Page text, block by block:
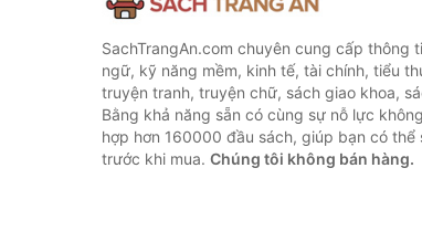
SachTrangAn.com chuyên cung cấp thông
ngữ, kỹ năng mềm, kinh tế, tài chính, tiểu
truyện tranh, truyện chữ, sách giao khoa,
Bằng khả năng sẵn có cùng sự nỗ lực
hợp hơn 160000 đầu sách, giúp bạn có thể
trước khi mua. Chúng tôi không bán hàng.